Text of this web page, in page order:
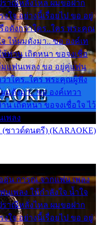
าณีหลั่งไหล ผมขอฝาก
ใจ อย่างนี้เรื่อยไป ขอ อยู่
อดังกว่าใคร..ใคร พระคุณ
ให้ผมดังมา.. ขอ องค์เท
ท่าน เถิดหนา ขอจงเชื่อ
มแฟนเพลง ขอ อยู่คู่แฟน
ว่าใคร..ใคร พระคุณผู้ฟัง
มดังมา.. ขอ องค์เทวา
เถิดหนา ขอจงเชื่อใจ ไว้
พลง
(ซาวด์ดนตรี) (KARAOKE)
น การุณ จากแฟน เพลง
นเพลง ให้กำลังใจ น้ำใจ
าณีหลั่งไหล ผมขอฝาก
ใจ อย่างนี้เรื่อยไป ขอ อยู่